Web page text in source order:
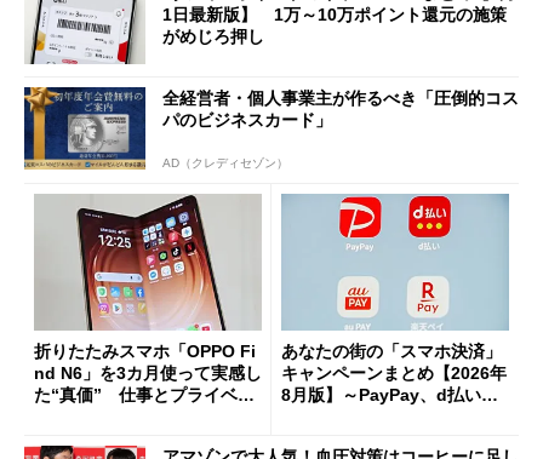
1日最新版】 1万～10万ポイント還元の施策
がめじろ押し
全経営者・個人事業主が作るべき「圧倒的コス
パのビジネスカード」
AD（クレディセゾン）
折りたたみスマホ「OPPO Fi
nd N6」を3カ月使って実感し
た“真価” 仕事とプライベー
あなたの街の「スマホ決済」
キャンペーンまとめ【2026年
8月版】～PayPay、d払い、a